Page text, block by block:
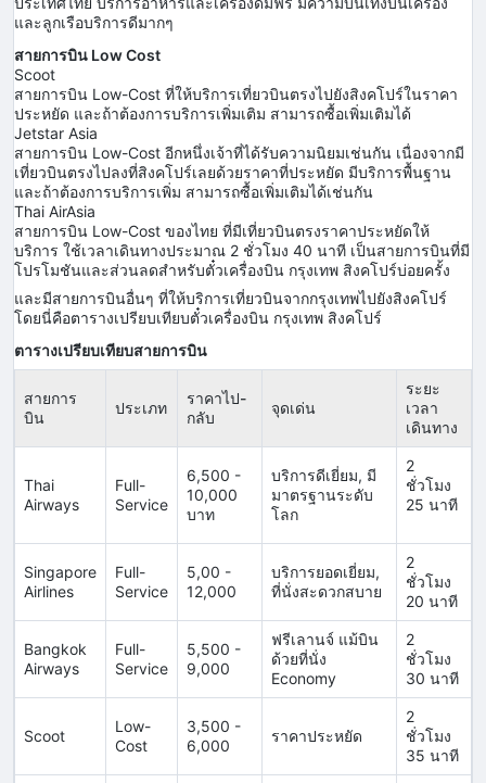
และลูกเรือบริการดีมากๆ
สายการบิน Low Cost
Scoot
สายการบิน Low-Cost ที่ให้บริการเที่ยวบินตรงไปยังสิงคโปร์ในราคา
ประหยัด และถ้าต้องการบริการเพิ่มเติม สามารถซื้อเพิ่มเติมได้
Jetstar Asia
สายการบิน Low-Cost อีกหนึ่งเจ้าที่ได้รับความนิยมเช่นกัน เนื่องจากมี
เที่ยวบินตรงไปลงที่สิงคโปร์เลยด้วยราคาที่ประหยัด มีบริการพื้นฐาน
และถ้าต้องการบริการเพิ่ม สามารถซื้อเพิ่มเติมได้เช่นกัน
Thai AirAsia
สายการบิน Low-Cost ของไทย ที่มีเที่ยวบินตรงราคาประหยัดให้
บริการ ใช้เวลาเดินทางประมาณ 2 ชั่วโมง 40 นาที เป็นสายการบินที่มี
โปรโมชันและส่วนลดสำหรับตั๋วเครื่องบิน กรุงเทพ สิงคโปร์บ่อยครั้ง
และมีสายการบินอื่นๆ ที่ให้บริการเที่ยวบินจากกรุงเทพไปยังสิงคโปร์
โดยนี่คือตารางเปรียบเทียบตั๋วเครื่องบิน กรุงเทพ สิงคโปร์
ตารางเปรียบเทียบสายการบิน
สายการ
บิน
ประเภท
ราคาไป-
กลับ
จุดเด่น
ระยะ
เวลา
เดินทาง
Thai
Airways
Full-
Service
6,500 -
10,000
บาท
บริการดีเยี่ยม, มี
มาตรฐานระดับ
โลก
2
ชั่วโมง
25 นาที
Singapore
Airlines
Full-
Service
5,00 -
12,000
บริการยอดเยี่ยม,
ที่นั่งสะดวกสบาย
2
ชั่วโมง
20 นาที
Bangkok
Airways
Full-
Service
5,500 -
9,000
ฟรีเลานจ์ แม้บิน
ด้วยที่นั่ง
Economy
2
ชั่วโมง
30 นาที
Scoot
Low-
Cost
3,500 -
6,000
ราคาประหยัด
2
ชั่วโมง
35 นาที